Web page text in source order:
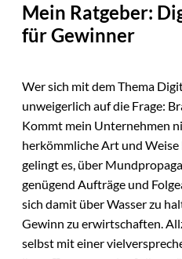
Mein Ratgeber:
für Gewinner
Wer sich mit dem Thema
unweigerlich auf die Frage:
Kommt mein Unternehmen
herkömmliche Art und
gelingt es, über
genügend Aufträge und
sich damit über Wasser zu
Gewinn zu erwirtschaften.
selbst mit einer